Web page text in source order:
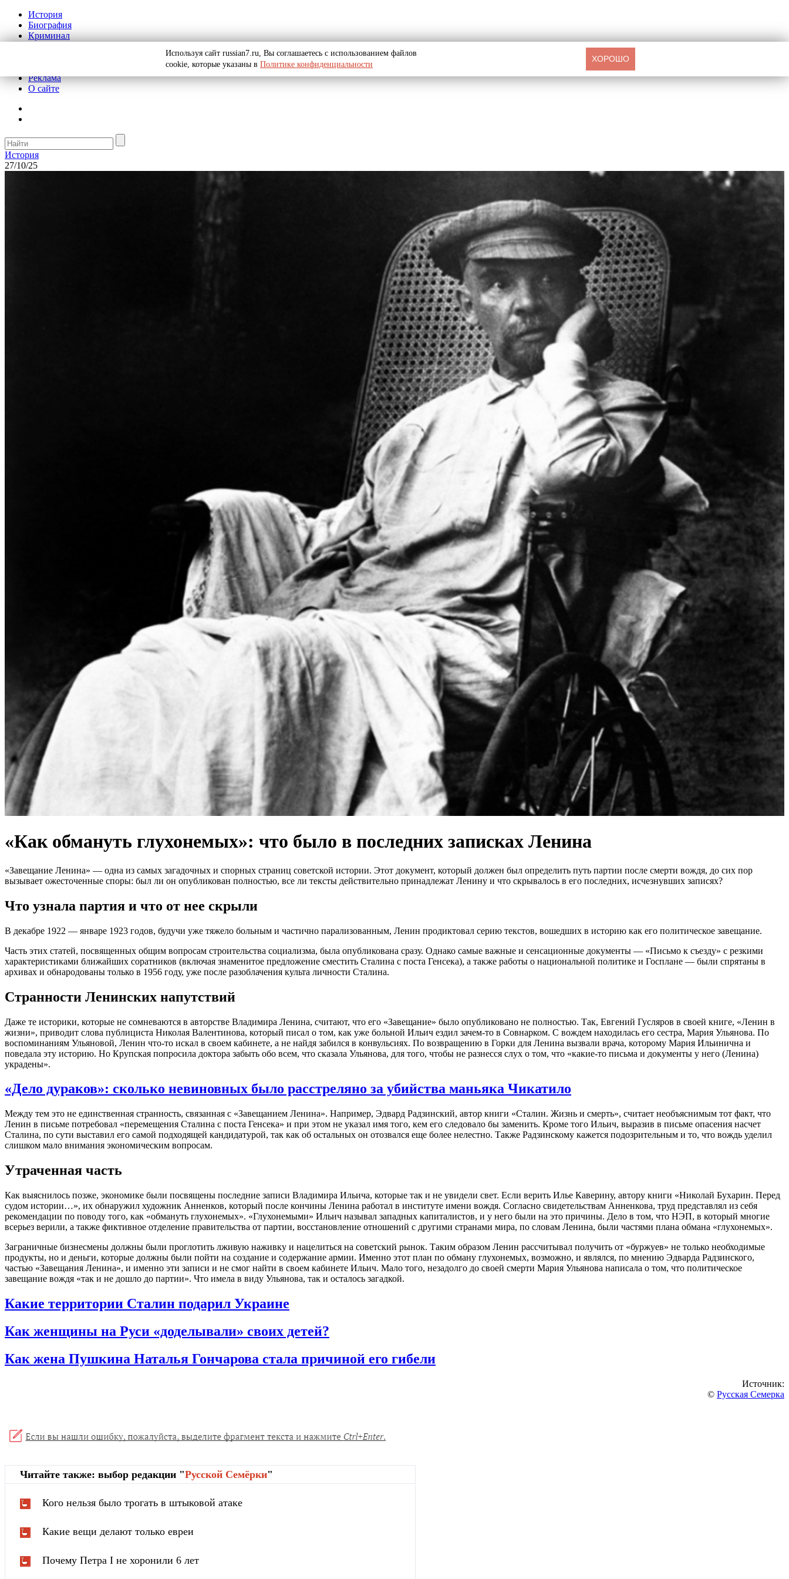
История
Биография
Криминал
Реклама
О сайте
История
27/10/25
«Как обмануть глухонемых»: что было в последних записках Ленина
«Завещание Ленина» — одна из самых загадочных и спорных страниц советской истории. Этот документ, который должен был определить путь партии после смерти вождя, до сих пор
вызывает ожесточенные споры: был ли он опубликован полностью, все ли тексты действительно принадлежат Ленину и что скрывалось в его последних, исчезнувших записях?
Что узнала партия и что от нее скрыли
В декабре 1922 — январе 1923 годов, будучи уже тяжело больным и частично парализованным, Ленин продиктовал серию текстов, вошедших в историю как его политическое завещание.
Часть этих статей, посвященных общим вопросам строительства социализма, была опубликована сразу. Однако самые важные и сенсационные документы — «Письмо к съезду» с резкими
характеристиками ближайших соратников (включая знаменитое предложение сместить Сталина с поста Генсека), а также работы о национальной политике и Госплане — были спрятаны в
архивах и обнародованы только в 1956 году, уже после разоблачения культа личности Сталина.
Странности Ленинских напутствий
Даже те историки, которые не сомневаются в авторстве Владимира Ленина, считают, что его «Завещание» было опубликовано не полностью. Так, Евгений Гусляров в своей книге, «Ленин в
жизни», приводит слова публициста Николая Валентинова, который писал о том, как уже больной Ильич ездил зачем-то в Совнарком. С вождем находилась его сестра, Мария Ульянова. По
воспоминаниям Ульяновой, Ленин что-то искал в своем кабинете, а не найдя забился в конвульсиях. По возвращению в Горки для Ленина вызвали врача, которому Мария Ильинична и
поведала эту историю. Но Крупская попросила доктора забыть обо всем, что сказала Ульянова, для того, чтобы не разнесся слух о том, что «какие-то письма и документы у него (Ленина)
украдены».
«Дело дураков»: сколько невиновных было расстреляно за убийства маньяка Чикатило
Между тем это не единственная странность, связанная с «Завещанием Ленина». Например, Эдвард Радзинский, автор книги «Сталин. Жизнь и смерть», считает необъяснимым тот факт, что
Ленин в письме потребовал «перемещения Сталина с поста Генсека» и при этом не указал имя того, кем его следовало бы заменить. Кроме того Ильич, выразив в письме опасения насчет
Сталина, по сути выставил его самой подходящей кандидатурой, так как об остальных он отозвался еще более нелестно. Также Радзинскому кажется подозрительным и то, что вождь уделил
слишком мало внимания экономическим вопросам.
Утраченная часть
Как выяснилось позже, экономике были посвящены последние записи Владимира Ильича, которые так и не увидели свет. Если верить Илье Каверину, автору книги «Николай Бухарин. Перед
судом истории…», их обнаружил художник Анненков, который после кончины Ленина работал в институте имени вождя. Согласно свидетельствам Анненкова, труд представлял из себя
рекомендации по поводу того, как «обмануть глухонемых». «Глухонемыми» Ильич называл западных капиталистов, и у него были на это причины. Дело в том, что НЭП, в который многие
всерьез верили, а также фиктивное отделение правительства от партии, восстановление отношений с другими странами мира, по словам Ленина, были частями плана обмана «глухонемых».
Заграничные бизнесмены должны были проглотить лживую наживку и нацелиться на советский рынок. Таким образом Ленин рассчитывал получить от «буржуев» не только необходимые
продукты, но и деньги, которые должны были пойти на создание и содержание армии. Именно этот план по обману глухонемых, возможно, и являлся, по мнению Эдварда Радзинского,
частью «Завещания Ленина», и именно эти записи и не смог найти в своем кабинете Ильич. Мало того, незадолго до своей смерти Мария Ульянова написала о том, что политическое
завещание вождя «так и не дошло до партии». Что имела в виду Ульянова, так и осталось загадкой.
Какие территории Сталин подарил Украине
Как женщины на Руси «доделывали» своих детей?
Как жена Пушкина Наталья Гончарова стала причиной его гибели
Источник:
© Русская Семерка
Читайте также: выбор редакции "Русской Cемёрки"
Кого нельзя было трогать в штыковой атаке
Какие вещи делают только евреи
Почему Петра I не хоронили 6 лет
Используя сайт russian7.ru, Вы соглашаетесь с использованием файлов
cookie, которые указаны в Политике конфиденциальности
ХОРОШО